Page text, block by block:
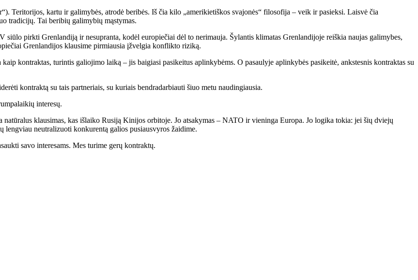
Teritorijos, kartu ir galimybės, atrodė beribės. Iš čia kilo „amerikietiškos svajonės“ filosofija – veik ir pasieksi. Laisvė čia
tradicijų. Tai beribių galimybių mąstymas.
pirkti Grenlandiją ir nesupranta, kodėl europiečiai dėl to nerimauja. Šylantis klimatas Grenlandijoje reiškia naujas galimybes,
Grenlandijos klausime pirmiausia įžvelgia konflikto riziką.
kontraktas, turintis galiojimo laiką – jis baigiasi pasikeitus aplinkybėms. O pasaulyje aplinkybės pasikeitė, ankstesnis kontraktas su
kontraktą su tais partneriais, su kuriais bendradarbiauti šiuo metu naudingiausia.
interesų.
klausimas, kas išlaiko Rusiją Kinijos orbitoje. Jo atsakymas – NATO ir vieninga Europa. Jo logika tokia: jei šių dviejų
neutralizuoti konkurentą galios pusiausvyros žaidime.
savo interesams. Mes turime gerų kontraktų.